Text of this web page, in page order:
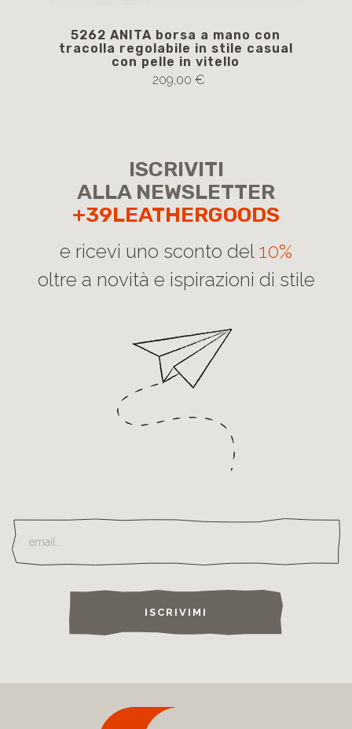
5262 ANITA borsa a mano con
tracolla regolabile in stile casual
con pelle in vitello
209,00 €
ISCRIVITI
ALLA NEWSLETTER
+39LEATHERGOODS
e ricevi uno sconto del 10%
oltre a novità e ispirazioni di stile
ISCRIVIMI